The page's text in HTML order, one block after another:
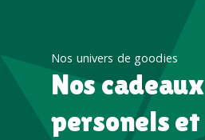
Nos univers de goodies
Nos cadeaux
personels et